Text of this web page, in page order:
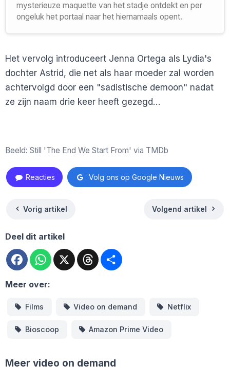
mysterieuze maquette van het stadje ontdekt en per
ongeluk het portaal naar het hiernamaals opent.
Het vervolg introduceert Jenna Ortega als Lydia's
dochter Astrid, die net als haar moeder zal worden
achtervolgd door een "sadistische demoon" nadat
ze zijn naam drie keer heeft gezegd…
Beeld: Still 'The End We Start From' via TMDb
Reacties Volg ons op Google Nieuws
Vorig artikel Volgend artikel
Deel dit artikel
FacebookWhatsApp
X Threads
Meer over:
Films Video on demand Netflix
Bioscoop Amazon Prime Video
Meer video on demand